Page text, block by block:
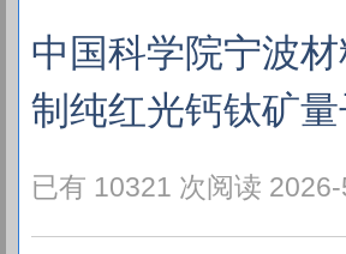
中国科学院宁波
制纯红光钙钛矿
已有 10321 次阅读